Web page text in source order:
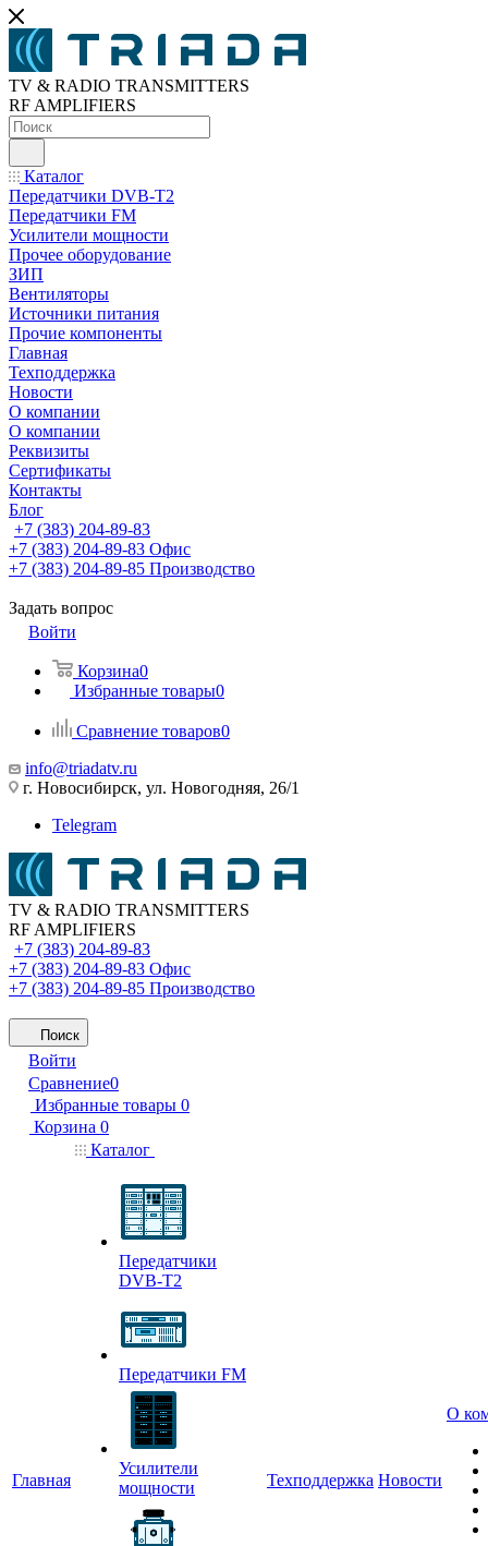
TV & RADIO TRANSMITTERS
RF AMPLIFIERS
Каталог
Передатчики DVB-T2
Передатчики FM
Усилители мощности
Прочее оборудование
ЗИП
Вентиляторы
Источники питания
Прочие компоненты
Главная
Техподдержка
Новости
О компании
О компании
Реквизиты
Сертификаты
Контакты
Блог
+7 (383) 204-89-83
+7 (383) 204-89-83 Офис
+7 (383) 204-89-85 Производство
Задать вопрос
Войти
Корзина0
Избранные товары0
Сравнение товаров0
info@triadatv.ru
г. Новосибирск, ул. Новогодняя, 26/1
Telegram
TV & RADIO TRANSMITTERS
RF AMPLIFIERS
+7 (383) 204-89-83
+7 (383) 204-89-83 Офис
+7 (383) 204-89-85 Производство
Поиск
Войти
Сравнение0
Избранные товары 0
Корзина 0
Главная
Каталог
Передатчики
DVB-T2
Передатчики FM
Усилители
мощности
Техподдержка Новости
О